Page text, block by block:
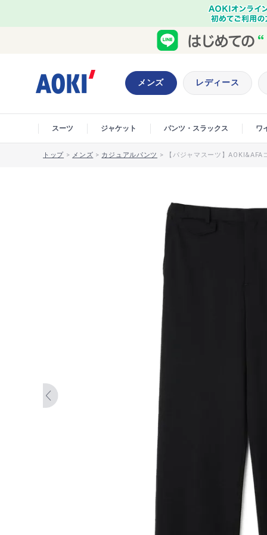
メンズ レディース
スーツ ジャケット パンツ・スラックス ワ
トップ > メンズ > カジュアルパンツ > 【パジャマスーツ】